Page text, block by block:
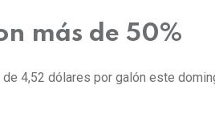
más de 50%
4,52 dólares por galón este